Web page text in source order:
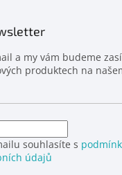
a my vám budeme
produktech na
souhlasíte s
údajů